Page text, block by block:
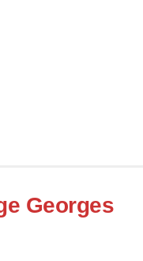
Georges